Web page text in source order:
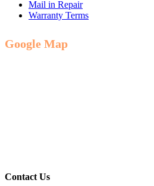
Mail in Repair
Warranty Terms
Google Map
Contact Us